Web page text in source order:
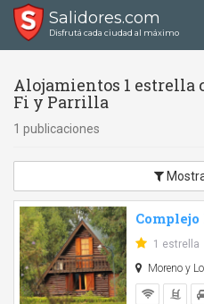
Salidores.com
Disfrutá cada ciudad al máximo
Alojamientos 1 estrella
Fi y Parrilla
1 publicaciones
1 estrella
Moreno y